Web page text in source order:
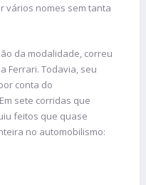
vários nomes sem tanta
da modalidade, correu
Ferrari. Todavia, seu
conta do
sete corridas que
feitos que quase
no automobilismo: